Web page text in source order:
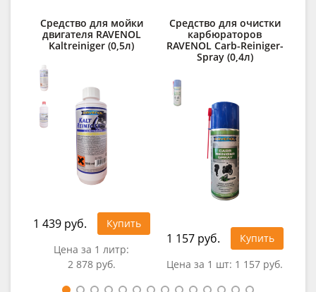
Средство для мойки
двигателя RAVENOL
Kaltreiniger (0,5л)
1 439 руб.
Купить
Цена за 1 литр:
2 878 руб.
Средство для очистки
карбюраторов
RAVENOL Carb-Reiniger-
Spray (0,4л)
1 157 руб.
Купить
Цена за 1 шт: 1 157 руб.